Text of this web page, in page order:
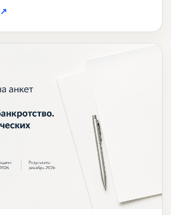
↗